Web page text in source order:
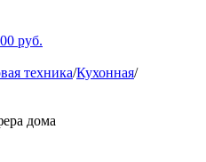
руб.
техника/Кухонная/
дома